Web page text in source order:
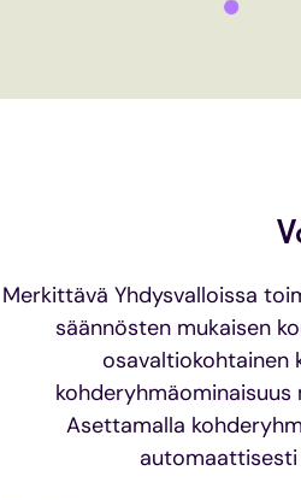
Merkittävä Yhdysvalloissa
säännösten mukaisen
osavaltiokohtainen
Asettamalla